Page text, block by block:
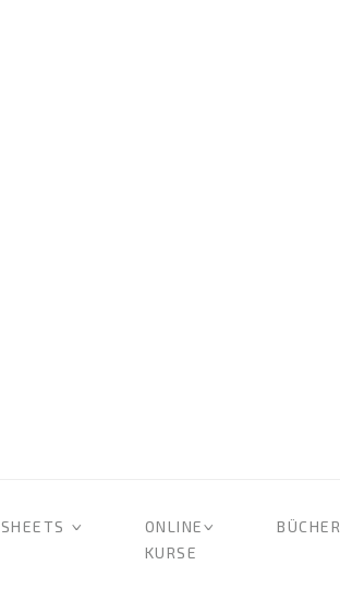
ONLINE
KURSE
BÜCHER